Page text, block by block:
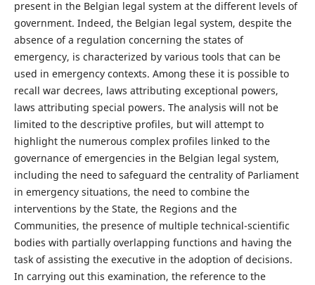
present in the Belgian legal system at the different levels of
government. Indeed, the Belgian legal system, despite the
absence of a regulation concerning the states of
emergency, is characterized by various tools that can be
used in emergency contexts. Among these it is possible to
recall war decrees, laws attributing exceptional powers,
laws attributing special powers. The analysis will not be
limited to the descriptive profiles, but will attempt to
highlight the numerous complex profiles linked to the
governance of emergencies in the Belgian legal system,
including the need to safeguard the centrality of Parliament
in emergency situations, the need to combine the
interventions by the State, the Regions and the
Communities, the presence of multiple technical-scientific
bodies with partially overlapping functions and having the
task of assisting the executive in the adoption of decisions.
In carrying out this examination, the reference to the